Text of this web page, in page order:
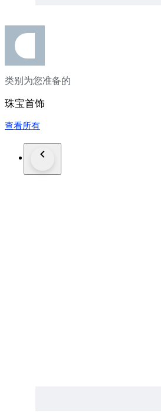
类别为您准备的
珠宝首饰
查看所有